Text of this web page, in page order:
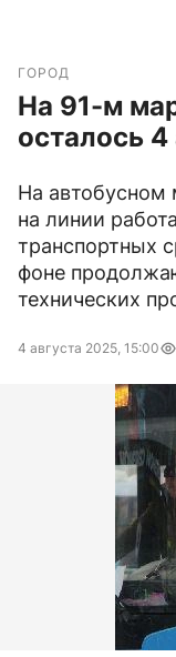
ГОРОД
На 91-м
осталось 4
На автобусном
на линии
транспортных
фоне
технических
4 августа 2025, 15:00